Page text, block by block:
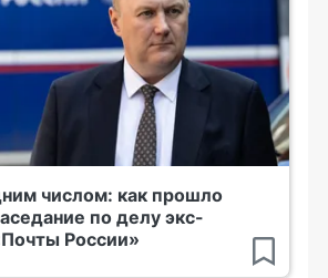
числом: как прошло
по делу экс-
России»